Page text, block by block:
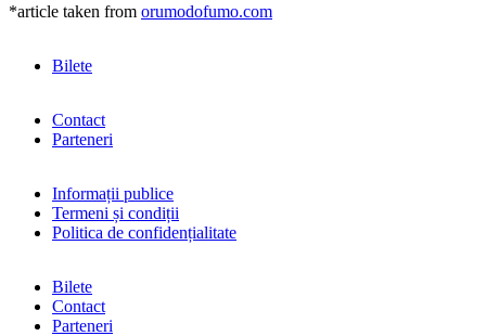
*article taken from orumodofumo.com
Bilete
Contact
Parteneri
Informații publice
Termeni și condiții
Politica de confidențialitate
Bilete
Contact
Parteneri